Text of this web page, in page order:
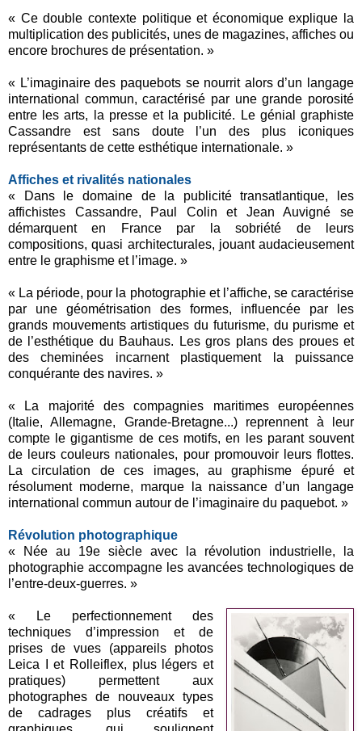
« Ce double contexte politique et économique explique la
multiplication des publicités, unes de magazines, affiches ou
encore brochures de présentation. »
« L’imaginaire des paquebots se nourrit alors d’un langage
international commun, caractérisé par une grande porosité
entre les arts, la presse et la publicité. Le génial graphiste
Cassandre est sans doute l’un des plus iconiques
représentants de cette esthétique internationale. »
Affiches et rivalités nationales
« Dans le domaine de la publicité transatlantique, les
affichistes Cassandre, Paul Colin et Jean Auvigné se
démarquent en France par la sobriété de leurs
compositions, quasi architecturales, jouant audacieusement
entre le graphisme et l’image. »
« La période, pour la photographie et l’affiche, se caractérise
par une géométrisation des formes, influencée par les
grands mouvements artistiques du futurisme, du purisme et
de l’esthétique du Bauhaus. Les gros plans des proues et
des cheminées incarnent plastiquement la puissance
conquérante des navires. »
« La majorité des compagnies maritimes européennes
(Italie, Allemagne, Grande-Bretagne...) reprennent à leur
compte le gigantisme de ces motifs, en les parant souvent
de leurs couleurs nationales, pour promouvoir leurs flottes.
La circulation de ces images, au graphisme épuré et
résolument moderne, marque la naissance d’un langage
international commun autour de l’imaginaire du paquebot. »
Révolution photographique
« Née au 19e siècle avec la révolution industrielle, la
photographie accompagne les avancées technologiques de
l’entre-deux-guerres. »
« Le perfectionnement des
techniques d’impression et de
prises de vues (appareils photos
Leica I et Rolleiflex, plus légers et
pratiques) permettent aux
photographes de nouveaux types
de cadrages plus créatifs et